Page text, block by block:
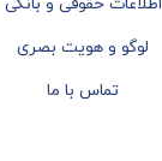
اطلاعات حقوقی و بانکی
لوگو و هویت بصری
تماس با ما